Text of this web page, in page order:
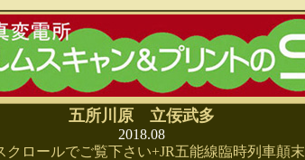
五所川原 立佞武多
2018.08
クロールでご覧下さい+JR五能線臨時列車顛末